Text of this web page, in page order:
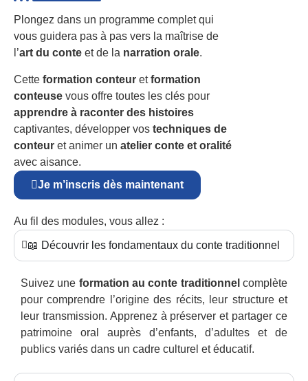
Plongez dans un programme complet qui
vous guidera pas à pas vers la maîtrise de
l’art du conte et de la narration orale.
Cette formation conteur etformation
conteuse vous offre toutes les clés pour
apprendre à raconter des histoires
captivantes, développer vos techniques de
conteur et animer un atelier conte et oralité
avec aisance.
Je m’inscris dès maintenant
Au fil des modules, vous allez :
📖 Découvrir les fondamentaux du conte traditionnel
Suivez une formation au conte traditionnel complète
pour comprendre l’origine des récits, leur structure et
leur transmission. Apprenez à préserver et partager ce
patrimoine oral auprès d’enfants, d’adultes et de
publics variés dans un cadre culturel et éducatif.